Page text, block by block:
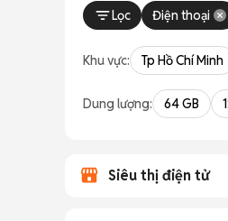
Lọc Điện thoại
Khu vực: Tp Hồ Chí Minh
Dung lượng: 64 GB
Siêu thị điện tử